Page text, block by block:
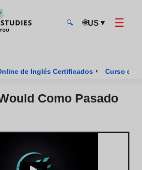
🔍 🌐US ▼ ☰
de Inglés Certificados › Curso de
Como Pasado